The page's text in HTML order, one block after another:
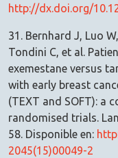
http://dx.doi.org/
31. Bernhard J, Luo
Tondini C, et al.
exemestane versus
with early breast
(TEXT and SOFT): a
randomised trials.
58. Disponible en:
2045(15)00049-2